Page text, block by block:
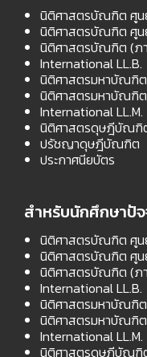
นิติศาสตรบัณฑิต ศูน
นิติศาสตรบัณฑิต ศูน
นิติศาสตรบัณฑิต (
International LL.B.
นิติศาสตรมหาบัณฑิต
นิติศาสตรมหาบัณฑิต
International LL.M.
นิติศาสตรดุษฎีบัณฑิ
ปรัชญาดุษฎีบัณฑิต
ประกาศนียบัตร
สำหรับนักศึกษาปั
นิติศาสตรบัณฑิต ศูน
นิติศาสตรบัณฑิต ศูน
นิติศาสตรบัณฑิต (
International LL.B.
นิติศาสตรมหาบัณฑิต
นิติศาสตรมหาบัณฑิต
International LL.M.
นิติศาสตรดุษฎีบัณฑิ